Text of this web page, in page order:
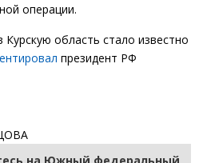
операции.
область стало известно
президент РФ